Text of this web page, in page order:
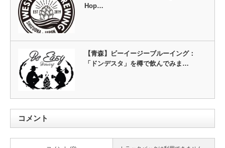
Hop…
【青森】ビーイージーブルーイング：
「ドンデスタ」を樽で飲んでみま…
コメント